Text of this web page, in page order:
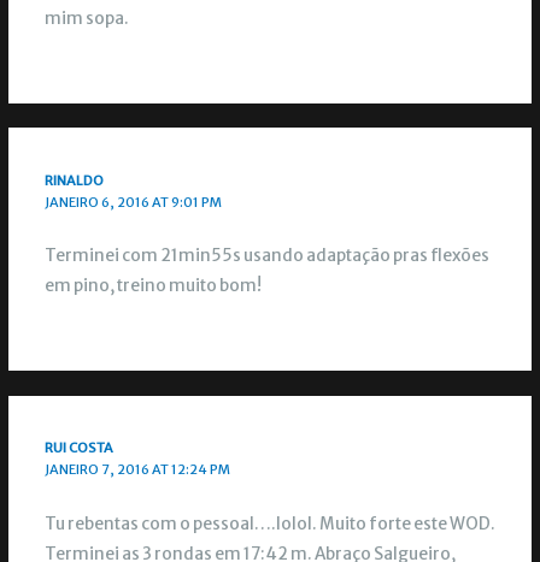
mim sopa.
RINALDO
JANEIRO 6, 2016 AT 9:01 PM
Terminei com 21min55s usando adaptação pras flexões
em pino, treino muito bom!
RUI COSTA
JANEIRO 7, 2016 AT 12:24 PM
Tu rebentas com o pessoal….lolol. Muito forte este WOD.
Terminei as 3 rondas em 17:42 m. Abraço Salgueiro,